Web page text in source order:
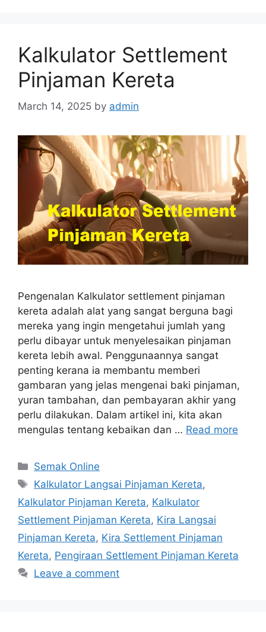
Kalkulator Settlement
Pinjaman Kereta
March 14, 2025 by admin
Pengenalan Kalkulator settlement pinjaman
kereta adalah alat yang sangat berguna bagi
mereka yang ingin mengetahui jumlah yang
perlu dibayar untuk menyelesaikan pinjaman
kereta lebih awal. Penggunaannya sangat
penting kerana ia membantu memberi
gambaran yang jelas mengenai baki pinjaman,
yuran tambahan, dan pembayaran akhir yang
perlu dilakukan. Dalam artikel ini, kita akan
mengulas tentang kebaikan dan … Read more
Categories
Semak Online
Tags
Kalkulator Langsai Pinjaman Kereta,
Kalkulator Pinjaman Kereta, Kalkulator
Settlement Pinjaman Kereta, Kira Langsai
Pinjaman Kereta, Kira Settlement Pinjaman
Kereta, Pengiraan Settlement Pinjaman Kereta
Leave a comment